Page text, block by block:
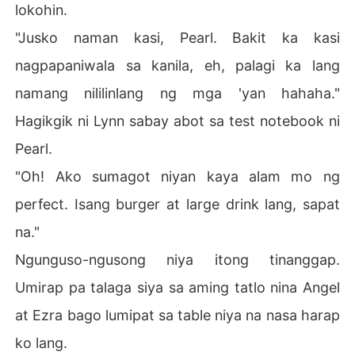
lokohin.
"Jusko naman kasi, Pearl. Bakit ka kasi
nagpapaniwala sa kanila, eh, palagi ka lang
namang nililinlang ng mga 'yan hahaha."
Hagikgik ni Lynn sabay abot sa test notebook ni
Pearl.
"Oh! Ako sumagot niyan kaya alam mo ng
perfect. Isang burger at large drink lang, sapat
na."
Ngunguso-ngusong niya itong tinanggap.
Umirap pa talaga siya sa aming tatlo nina Angel
at Ezra bago lumipat sa table niya na nasa harap
ko lang.